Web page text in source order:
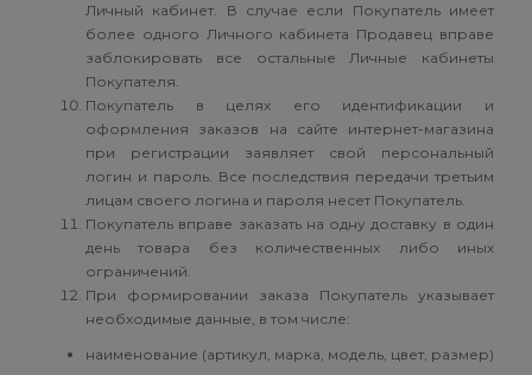
Личный кабинет. В случае если Покупатель имеет
более одного Личного кабинета Продавец вправе
заблокировать все остальные Личные кабинеты
Покупателя.
Покупатель в целях его идентификации и
оформления заказов на сайте интернет-магазина
при регистрации заявляет свой персональный
логин и пароль. Все последствия передачи третьим
лицам своего логина и пароля несет Покупатель.
Покупатель вправе заказать на одну доставку в один
день товара без количественных либо иных
ограничений.
При формировании заказа Покупатель указывает
необходимые данные, в том числе:
наименование (артикул, марка, модель, цвет, размер)